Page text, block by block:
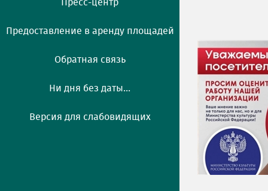
Пресс-центр
Предоставление в аренду площадей
Обратная связь
Ни дня без даты...
Версия для слабовидящих